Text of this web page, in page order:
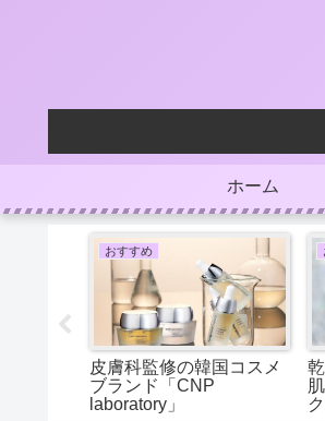
ホーム
おすすめ
皮膚科監修の韓国コスメ
ブランド「CNP
laboratory」